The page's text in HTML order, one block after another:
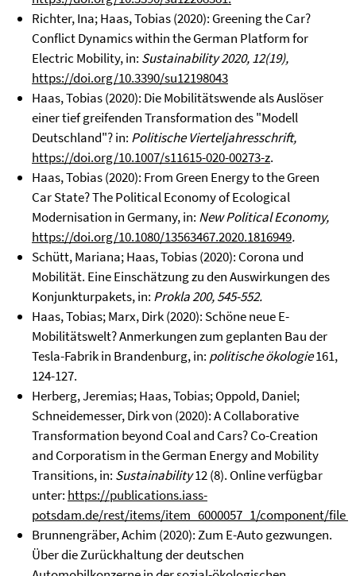
Richter, Ina; Haas, Tobias (2020): Greening the Car?
Conflict Dynamics within the German Platform for
Electric Mobility, in: Sustainability 2020, 12(19),
https://doi.org/10.3390/su12198043
Haas, Tobias (2020): Die Mobilitätswende als Auslöser
einer tief greifenden Transformation des "Modell
Deutschland"? in: Politische Vierteljahresschrift,
https://doi.org/10.1007/s11615-020-00273-z.
Haas, Tobias (2020): From Green Energy to the Green
Car State? The Political Economy of Ecological
Modernisation in Germany, in: New Political Economy,
https://doi.org/10.1080/13563467.2020.1816949.
Schütt, Mariana; Haas, Tobias (2020): Corona und
Mobilität. Eine Einschätzung zu den Auswirkungen des
Konjunkturpakets, in: Prokla 200, 545-552.
Haas, Tobias; Marx, Dirk (2020): Schöne neue E-
Mobilitätswelt? Anmerkungen zum geplanten Bau der
Tesla-Fabrik in Brandenburg, in: politische ökologie161,
124-127.
Herberg, Jeremias; Haas, Tobias; Oppold, Daniel;
Schneidemesser, Dirk von (2020): A Collaborative
Transformation beyond Coal and Cars? Co-Creation
and Corporatism in the German Energy and Mobility
Transitions, in: Sustainability12 (8). Online verfügbar
unter: https://publications.iass-
potsdam.de/rest/items/item_6000057_1/component/
Brunnengräber, Achim (2020): Zum E-Auto gezwungen.
Über die Zurückhaltung der deutschen